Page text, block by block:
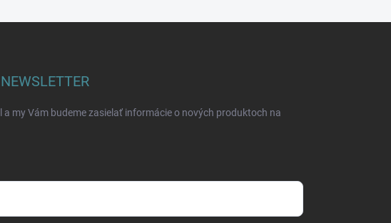
a my Vám budeme zasielať informácie o nových produktoch na